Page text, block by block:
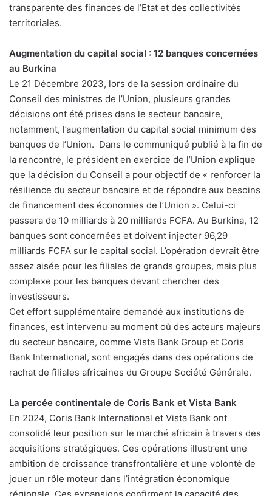
transparente des finances de l’Etat et des collectivités
territoriales.
Augmentation du capital social : 12 banques concernées
au Burkina
Le 21 Décembre 2023, lors de la session ordinaire du
Conseil des ministres de l’Union, plusieurs grandes
décisions ont été prises dans le secteur bancaire,
notamment, l’augmentation du capital social minimum des
banques de l’Union. Dans le communiqué publié à la fin de
la rencontre, le président en exercice de l’Union explique
que la décision du Conseil a pour objectif de « renforcer la
résilience du secteur bancaire et de répondre aux besoins
de financement des économies de l’Union ». Celui-ci
passera de 10 milliards à 20 milliards FCFA. Au Burkina, 12
banques sont concernées et doivent injecter 96,29
milliards FCFA sur le capital social. L’opération devrait être
assez aisée pour les filiales de grands groupes, mais plus
complexe pour les banques devant chercher des
investisseurs.
Cet effort supplémentaire demandé aux institutions de
finances, est intervenu au moment où des acteurs majeurs
du secteur bancaire, comme Vista Bank Group et Coris
Bank International, sont engagés dans des opérations de
rachat de filiales africaines du Groupe Société Générale.
La percée continentale de Coris Bank et Vista Bank
En 2024, Coris Bank International et Vista Bank ont
consolidé leur position sur le marché africain à travers des
acquisitions stratégiques. Ces opérations illustrent une
ambition de croissance transfrontalière et une volonté de
jouer un rôle moteur dans l’intégration économique